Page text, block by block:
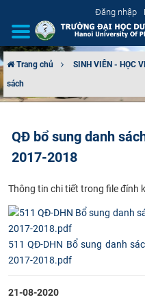
Đăng nhập
GIỚI THIỆU
TUYỂN SINH
ĐÀO TẠO
ĐẢM BẢO CHẤT
KHOA HỌC CÔNG
HTQT
Trang chủ SINH VIÊN - HỌC
sách
QĐ bổ sung danh
2017-2018
​Thông tin chi tiết trong file đính
511 QĐ-DHN Bổ sung danh
2017-2018.pdf
21-08-2020